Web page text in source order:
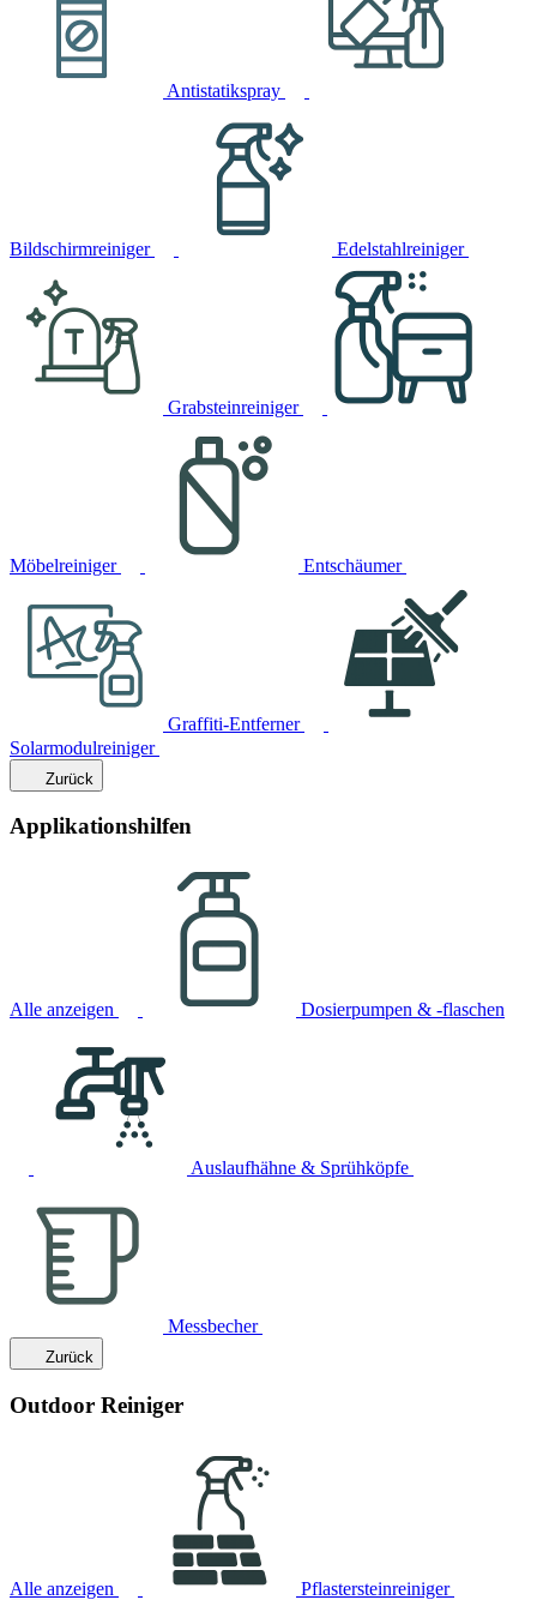
Antistatikspray
Bildschirmreiniger Edelstahlreiniger
Grabsteinreiniger
Möbelreiniger Entschäumer
Graffiti-Entferner
Solarmodulreiniger
Zurück
Applikationshilfen
Alle anzeigen Dosierpumpen & -flaschen
Auslaufhähne & Sprühköpfe
Messbecher
Zurück
Outdoor Reiniger
Alle anzeigen Pflastersteinreiniger